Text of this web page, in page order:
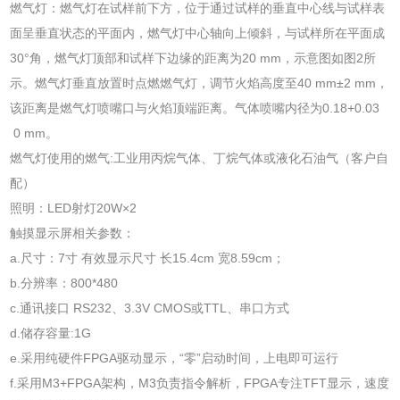
燃气灯：燃气灯在试样前下方，位于通过试样的垂直中心线与试样表
面呈垂直状态的平面内，燃气灯中心轴向上倾斜，与试样所在平面成
30°角，燃气灯顶部和试样下边缘的距离为20 mm，示意图如图2所
示。燃气灯垂直放置时点燃燃气灯，调节火焰高度至40 mm±2 mm，
该距离是燃气灯喷嘴口与火焰顶端距离。气体喷嘴内径为0.18+0.03
0 mm。
燃气灯使用的燃气:工业用丙烷气体、丁烷气体或液化石油气（客户自
配）
照明：LED射灯20W×2
触摸显示屏相关参数：
a.尺寸：7寸 有效显示尺寸 长15.4cm 宽8.59cm；
b.分辨率：800*480
c.通讯接口 RS232、3.3V CMOS或TTL、串口方式
d.储存容量:1G
e.采用纯硬件FPGA驱动显示，“零”启动时间，上电即可运行
f.采用M3+FPGA架构，M3负责指令解析，FPGA专注TFT显示，速度